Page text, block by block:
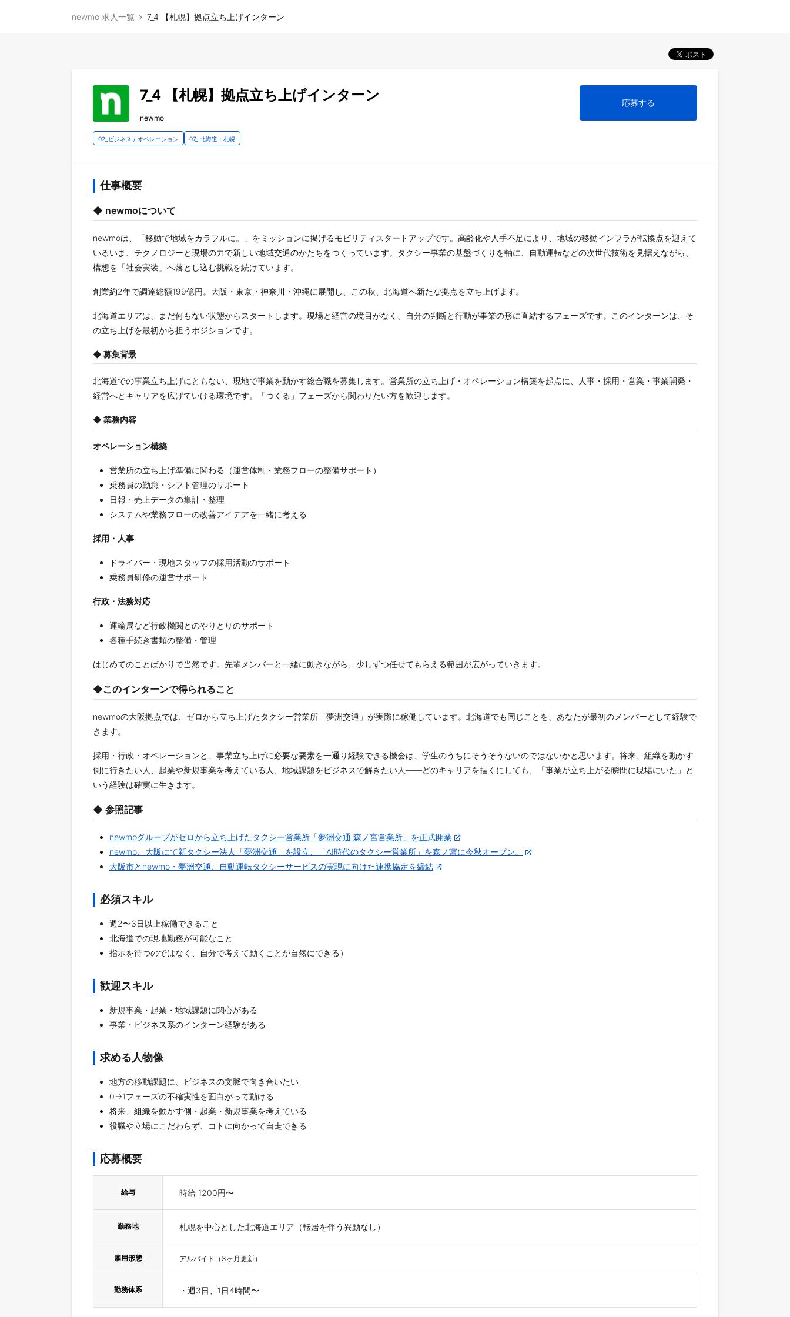
newmo 求人一覧 7_4 【札幌】拠点立ち上げインターン
7_4 【札幌】拠点立ち上げインターン
newmo
応募する
02_ビジネス / オペレーション 07_ 北海道・札幌
仕事概要
◆ newmoについて
newmoは、「移動で地域をカラフルに。」をミッションに掲げるモビリティスタートアップです。高齢化や人手不足により、地域の移動インフラが転換点を迎えて
いるいま、テクノロジーと現場の力で新しい地域交通のかたちをつくっています。タクシー事業の基盤づくりを軸に、自動運転などの次世代技術を見据えながら、
構想を「社会実装」へ落とし込む挑戦を続けています。
創業約2年で調達総額199億円。大阪・東京・神奈川・沖縄に展開し、この秋、北海道へ新たな拠点を立ち上げます。
北海道エリアは、まだ何もない状態からスタートします。現場と経営の境目がなく、自分の判断と行動が事業の形に直結するフェーズです。このインターンは、そ
の立ち上げを最初から担うポジションです。
◆ 募集背景
北海道での事業立ち上げにともない、現地で事業を動かす総合職を募集します。営業所の立ち上げ・オペレーション構築を起点に、人事・採用・営業・事業開発・
経営へとキャリアを広げていける環境です。「つくる」フェーズから関わりたい方を歓迎します。
◆ 業務内容
オペレーション構築
営業所の立ち上げ準備に関わる（運営体制・業務フローの整備サポート）
乗務員の勤怠・シフト管理のサポート
日報・売上データの集計・整理
システムや業務フローの改善アイデアを一緒に考える
採用・人事
ドライバー・現地スタッフの採用活動のサポート
乗務員研修の運営サポート
行政・法務対応
運輸局など行政機関とのやりとりのサポート
各種手続き書類の整備・管理
はじめてのことばかりで当然です。先輩メンバーと一緒に動きながら、少しずつ任せてもらえる範囲が広がっていきます。
◆このインターンで得られること
newmoの大阪拠点では、ゼロから立ち上げたタクシー営業所「夢洲交通」が実際に稼働しています。北海道でも同じことを、あなたが最初のメンバーとして経験で
きます。
採用・行政・オペレーションと、事業立ち上げに必要な要素を一通り経験できる機会は、学生のうちにそうそうないのではないかと思います。将来、組織を動かす
側に行きたい人、起業や新規事業を考えている人、地域課題をビジネスで解きたい人——どのキャリアを描くにしても、「事業が立ち上がる瞬間に現場にいた」と
いう経験は確実に生きます。
◆ 参照記事
newmoグループがゼロから立ち上げたタクシー営業所「夢洲交通 森ノ宮営業所」を正式開業
newmo、大阪にて新タクシー法人「夢洲交通」を設立、「AI時代のタクシー営業所」を森ノ宮に今秋オープン。
大阪市とnewmo・夢洲交通、自動運転タクシーサービスの実現に向けた連携協定を締結
必須スキル
週2〜3日以上稼働できること
北海道での現地勤務が可能なこと
指示を待つのではなく、自分で考えて動くことが自然にできる）
歓迎スキル
新規事業・起業・地域課題に関心がある
事業・ビジネス系のインターン経験がある
求める人物像
地方の移動課題に、ビジネスの文脈で向き合いたい
0→1フェーズの不確実性を面白がって動ける
将来、組織を動かす側・起業・新規事業を考えている
役職や立場にこだわらず、コトに向かって自走できる
応募概要
給与 時給 1200円〜
勤務地 札幌を中心とした北海道エリア（転居を伴う異動なし）
雇用形態 アルバイト（3ヶ月更新）
勤務体系 ・週3日、1日4時間〜